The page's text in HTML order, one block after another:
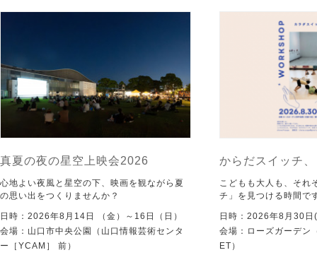
真夏の夜の星空上映会2026
心地よい夜風と星空の下、映画を観ながら夏
の思い出をつくりませんか？
日時：2026年8月14日 （金）～16日（日）
会場：山口市中央公園（山口情報芸術センタ
ー［YCAM］ 前）
からだスイッチ
こどもも大人も、それ
チ」を見つける時間で
日時：2026年8月30日
会場：ローズガーデン
ET）